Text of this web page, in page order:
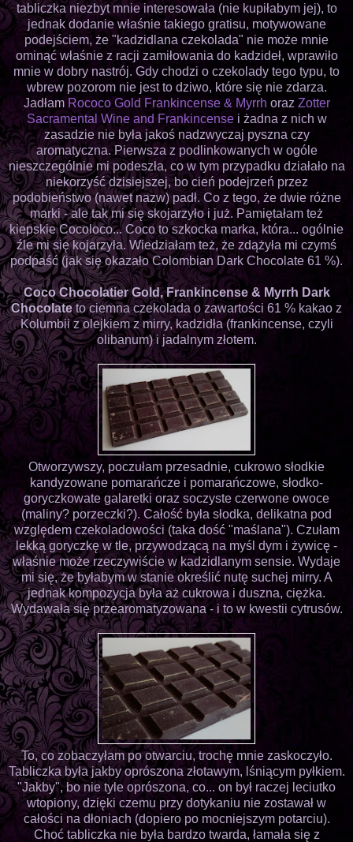
tabliczka niezbyt mnie interesowała (nie kupiłabym jej), to
jednak dodanie właśnie takiego gratisu, motywowane
podejściem, że "kadzidlana czekolada" nie może mnie
ominąć właśnie z racji zamiłowania do kadzideł, wprawiło
mnie w dobry nastrój. Gdy chodzi o czekolady tego typu, to
wbrew pozorom nie jest to dziwo, które się nie zdarza.
Jadłam Rococo Gold Frankincense & Myrrh oraz Zotter
Sacramental Wine and Frankincensei żadna z nich w
zasadzie nie była jakoś nadzwyczaj pyszna czy
aromatyczna. Pierwsza z podlinkowanych w ogóle
nieszczególnie mi podeszła, co w tym przypadku działało na
niekorzyść dzisiejszej, bo cień podejrzeń przez
podobieństwo (nawet nazw) padł. Co z tego, że dwie różne
marki - ale tak mi się skojarzyło i już. Pamiętałam też
kiepskie Cocoloco... Coco to szkocka marka, która... ogólnie
źle mi się kojarzyła. Wiedziałam też, że zdążyła mi czymś
podpaść (jak się okazało Colombian Dark Chocolate 61 %).
Coco Chocolatier Gold,Frankincense & Myrrh Dark
Chocolateto ciemna czekolada o zawartości 61 % kakao z
Kolumbii z olejkiem z mirry, kadzidła (frankincense, czyli
olibanum) i jadalnym złotem.
Otworzywszy, poczułam przesadnie, cukrowo słodkie
kandyzowane pomarańcze i pomarańczowe, słodko-
goryczkowate galaretki oraz soczyste czerwone owoce
(maliny? porzeczki?). Całość była słodka, delikatna pod
względem czekoladowości (taka dość "maślana"). Czułam
lekką goryczkę w tle, przywodzącą na myśl dym i żywicę -
właśnie może rzeczywiście w kadzidlanym sensie. Wydaje
mi się, że byłabym w stanie określić nutę suchej mirry. A
jednak kompozycja była aż cukrowa i duszna, ciężka.
Wydawała się przearomatyzowana - i to w kwestii cytrusów.
To, co zobaczyłam po otwarciu, trochę mnie zaskoczyło.
Tabliczka była jakby oprószona złotawym, lśniącym pyłkiem.
"Jakby", bo nie tyle oprószona, co... on był raczej leciutko
wtopiony, dzięki czemu przy dotykaniu nie zostawał w
całości na dłoniach (dopiero po mocniejszym potarciu).
Choć tabliczka nie była bardzo twarda, łamała się z